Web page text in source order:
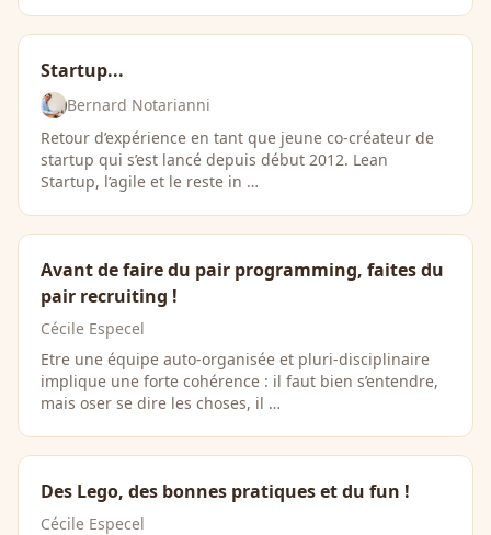
Startup...
Bernard Notarianni
Retour d’expérience en tant que jeune co-créateur de
startup qui s’est lancé depuis début 2012. Lean
Startup, l’agile et le reste in …
Avant de faire du pair programming, faites du
pair recruiting !
Cécile Especel
Etre une équipe auto-organisée et pluri-disciplinaire
implique une forte cohérence : il faut bien s’entendre,
mais oser se dire les choses, il …
Des Lego, des bonnes pratiques et du fun !
Cécile Especel